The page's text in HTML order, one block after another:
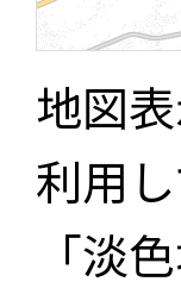
地図
利用
「淡